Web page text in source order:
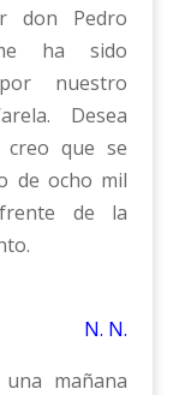
don Pedro
ha sido
nuestro
Desea
que se
de ocho mil
de la
N. N.
mañana